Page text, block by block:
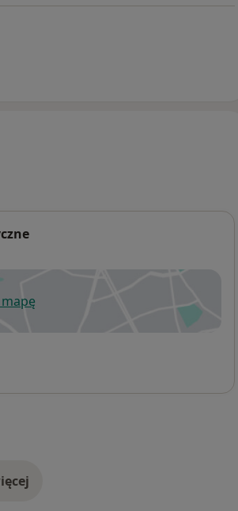
się w nowej karcie